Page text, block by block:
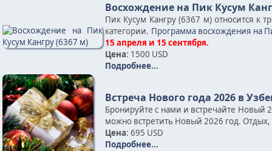
Восхождение на Пик Кусум
Пик Кусум Кангру (6367 м) относится к
категории. Программа восхождения на
15 апреля и 15 сентября.
Цена: 1500 USD
Подробнее...
Встреча Нового года 2026 в
Бронируйте с нами и встречайте
можно встретить Новый 2026 год. Отдых,
Цена: 695 USD
Подробнее...